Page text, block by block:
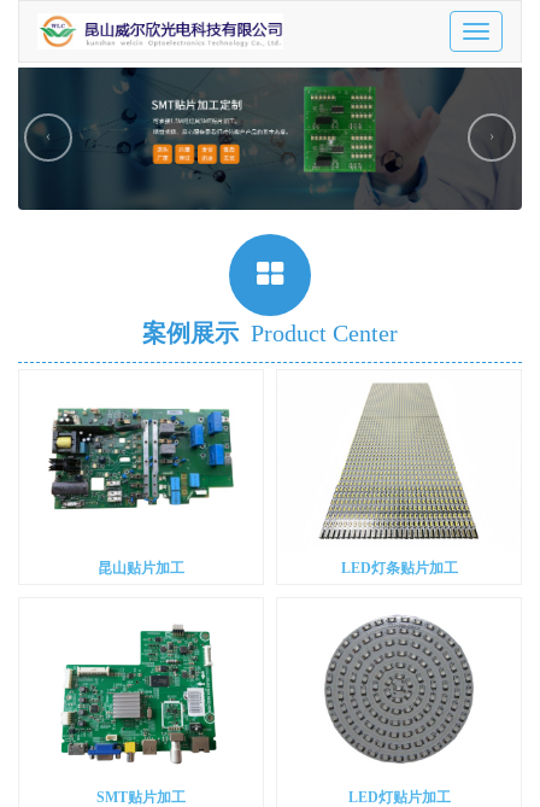
Toggle
‹ ›
案例展示 Product Center
昆山贴片加工 LED灯条贴片加工
SMT贴片加工 LED灯贴片加工